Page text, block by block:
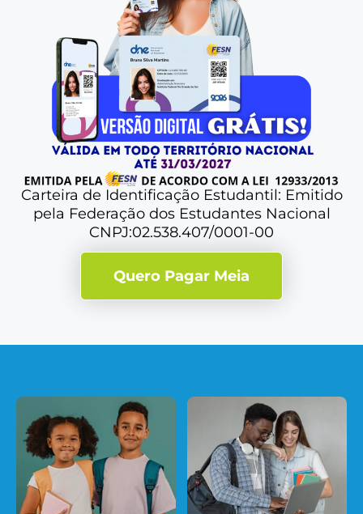
Carteira de Identificação Estudantil: Emitido
pela Federação dos Estudantes Nacional
CNPJ:02.538.407/0001-00
Quero Pagar Meia